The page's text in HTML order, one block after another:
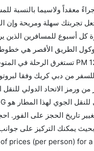
معقداً ولاسيما بالنسبة
تجربتك سهلة ومريحة وإن
3 رحلات متوفرة كل أسبوع
بحيث يمكنك التركيز على
prices (per person) for